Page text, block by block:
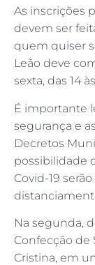
As inscrições
devem ser
quem quiser
Leão deve
sexta, das 14
É importante
segurança e
Decretos
possibilidade
Covid-19
Na segunda,
Confecção de
Cristina, em